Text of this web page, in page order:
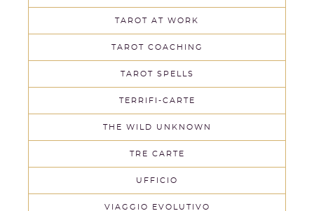
TAROT AT WORK
TAROT COACHING
TAROT SPELLS
TERRIFI-CARTE
THE WILD UNKNOWN
TRE CARTE
UFFICIO
VIAGGIO EVOLUTIVO